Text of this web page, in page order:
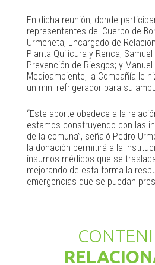
En dicha reunión, donde
representantes del Cuerpo de
Urmeneta, Encargado de
Planta Quilicura y Renca,
Prevención de Riesgos; y
Medioambiente, la Compañía le
un mini refrigerador para su
“Este aporte obedece a la
estamos construyendo con las
de la comuna”, señaló Pedro
la donación permitirá a la
insumos médicos que se
mejorando de esta forma la
emergencias que se puedan